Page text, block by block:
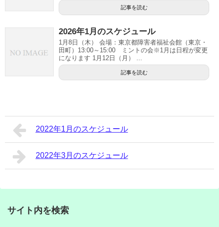
記事を読む
2026年1月のスケジュール
1月8日（木） 会場：東京都障害者福祉会館（東京・
田町）13:00～15:00 ミントの会※1月は日程が変更
になります 1月12日（月） ...
記事を読む
2022年1月のスケジュール
2022年3月のスケジュール
サイト内を検索